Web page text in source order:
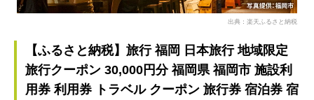
出典：楽天ふるさと納税
【ふるさと納税】旅行 福岡 日本旅行 地域限定
旅行クーポン 30,000円分 福岡県 福岡市 施設利
用券 利用券 トラベル クーポン 旅行券 宿泊券 宿